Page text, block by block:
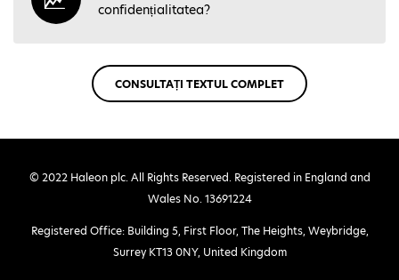
confidențialitatea?
CONSULTAȚI TEXTUL COMPLET
© 2022 Haleon plc. All Rights Reserved. Registered in England and
Wales No. 13691224
Registered Office: Building 5, First Floor, The Heights, Weybridge,
Surrey KT13 0NY, United Kingdom